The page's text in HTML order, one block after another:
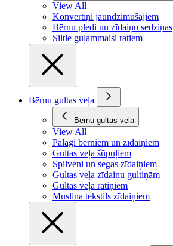
View All
Konvertiņi jaundzimušajiem
Bērnu pledi un zīdaiņu sedziņas
Siltie guļammaisi ratiem
Bērnu gultas veļa
Bērnu gultas veļa
View All
Palagi bērniem un zīdaiņiem
Gultas veļa šūpuļiem
Spilveni un segas zīdaiņiem
Gultas veļa zīdaiņu gultiņām
Gultas veļa ratiņiem
Muslina tekstils zīdaiņiem